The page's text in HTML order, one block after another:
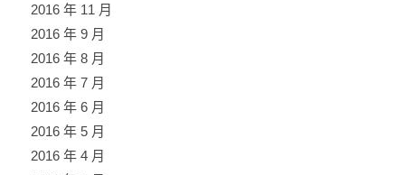
2016 年 11 月
2016 年 9 月
2016 年 8 月
2016 年 7 月
2016 年 6 月
2016 年 5 月
2016 年 4 月